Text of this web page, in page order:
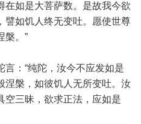
在如是大菩萨数。是故我今欲
譬如饥人终无变吐。愿使世尊
槃。”
：“纯陀，汝今不应发如是
涅槃，如彼饥人无所变吐。汝
空三昧，欲求正法，应如是